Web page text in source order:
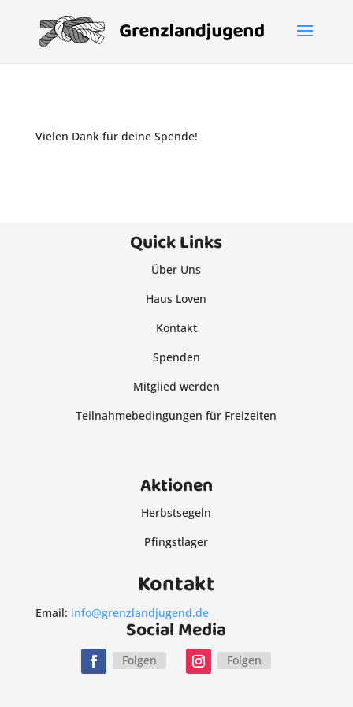
Vielen Dank für deine Spende!
Quick Links
Über Uns
Haus Loven
Kontakt
Spenden
Mitglied werden
Teilnahmebedingungen für Freizeiten
Aktionen
Herbstsegeln
Pfingstlager
Kontakt
Email: info@grenzlandjugend.de
Social Media
Folgen Folgen